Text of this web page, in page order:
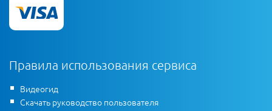
Правила использования сервиса
Видеогид
Скачать руководство пользователя